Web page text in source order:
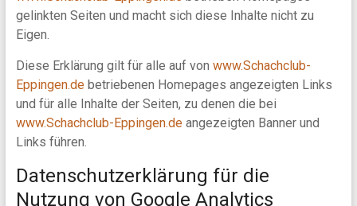
gelinkten Seiten und macht sich diese Inhalte nicht zu
Eigen.
Diese Erklärung gilt für alle auf von www.Schachclub-
Eppingen.debetriebenen Homepages angezeigten Links
und für alle Inhalte der Seiten, zu denen die bei
www.Schachclub-Eppingen.deangezeigten Banner und
Links führen.
Datenschutzerklärung für die
Nutzung von Google Analytics